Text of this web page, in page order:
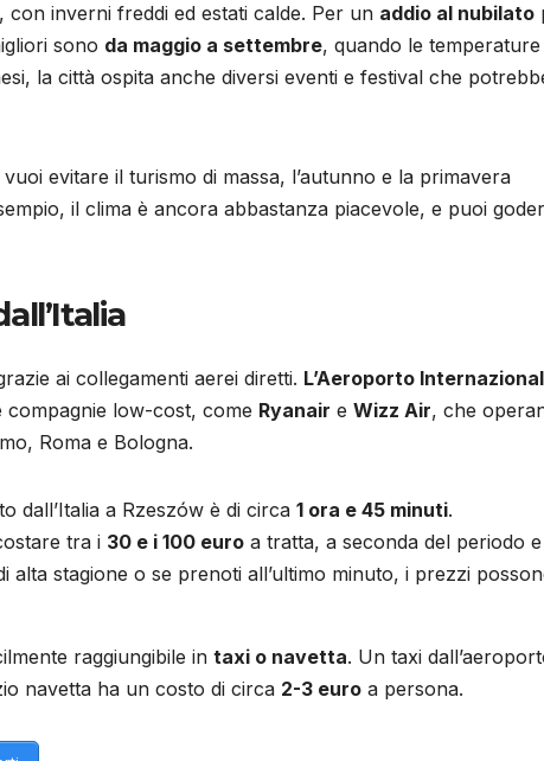
con inverni freddi ed estati calde. Per un addio al nubilato
sono da maggio a settembre, quando le temperature
la città ospita anche diversi eventi e festival che
evitare il turismo di massa, l’autunno e la primavera
il clima è ancora abbastanza piacevole, e puoi
ai collegamenti aerei diretti. L’Aeroporto
compagnie low-cost, come Ryanair e Wizz Air, che
Roma e Bologna.
dall’Italia a Rzeszów è di circa 1 ora e 45 minuti.
tra i 30 e i 100 euro a tratta, a seconda del periodo e
alta stagione o se prenoti all’ultimo minuto, i prezzi
raggiungibile in taxi o navetta. Un taxi
navetta ha un costo di circa 2-3 euro a persona.